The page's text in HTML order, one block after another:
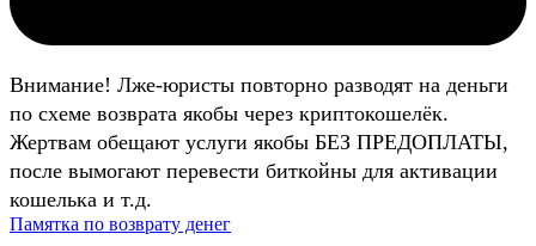
Внимание! Лже-юристы повторно разводят на деньги
по схеме возврата якобы через криптокошелёк.
Жертвам обещают услуги якобы БЕЗ ПРЕДОПЛАТЫ,
после вымогают перевести биткойны для активации
кошелька и т.д.
Памятка по возврату денег